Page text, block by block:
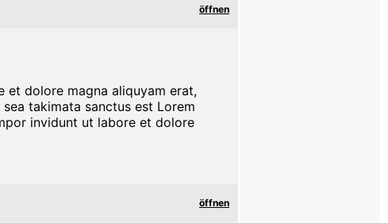
öffnen
et dolore magna aliquyam erat,
takimata sanctus est Lorem
invidunt ut labore et dolore
öffnen